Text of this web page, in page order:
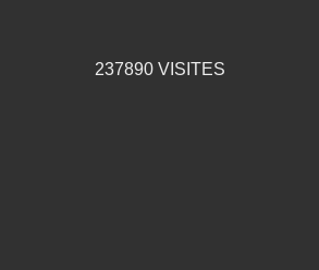
237890 VISITES